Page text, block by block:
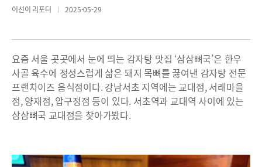
이선이 리포터 2025-05-29
요즘 서울 곳곳에서 눈에 띄는 감자탕 맛집 ‘삼삼뼈국’은 한우
사골 육수에 정성스럽게 삶은 돼지 목뼈를 끓여낸 감자탕 전문
프랜차이즈 음식점이다. 강남서초 지역에는 교대점, 서래마을
점, 양재점, 압구정점 등이 있다. 서초역과 교대역 사이에 있는
삼삼뼈국 교대점을 찾아가봤다.